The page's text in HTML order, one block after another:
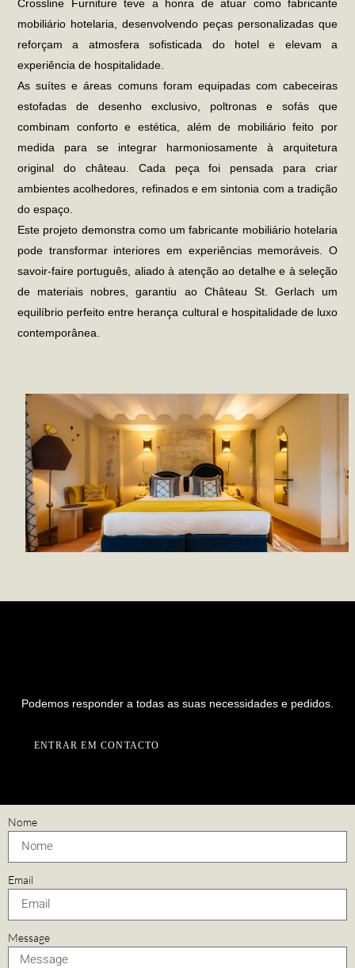
Crossline Furniture teve a honra de atuar como fabricante
mobiliário hotelaria, desenvolvendo peças personalizadas que
reforçam a atmosfera sofisticada do hotel e elevam a
experiência de hospitalidade.
As suítes e áreas comuns foram equipadas com cabeceiras
estofadas de desenho exclusivo, poltronas e sofás que
combinam conforto e estética, além de mobiliário feito por
medida para se integrar harmoniosamente à arquitetura
original do château. Cada peça foi pensada para criar
ambientes acolhedores, refinados e em sintonia com a tradição
do espaço.
Este projeto demonstra como umfabricante mobiliário hotelaria
pode transformar interiores em experiências memoráveis. O
savoir-faire português, aliado à atenção ao detalhe e à seleção
de materiais nobres, garantiu ao Château St. Gerlach um
equilíbrio perfeito entre herança cultural e hospitalidade de luxo
contemporânea.
Podemos responder a todas as suas necessidades e pedidos.
ENTRAR EM CONTACTO
Nome
Email
Message